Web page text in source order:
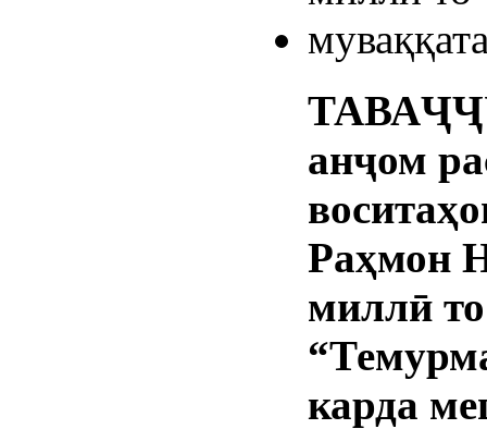
анҷом
Раҳмон
миллӣ
карда